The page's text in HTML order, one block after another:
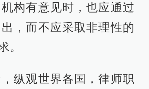
构有意见时，也应通过
，而不应采取非理性的
。
纵观世界各国，律师职